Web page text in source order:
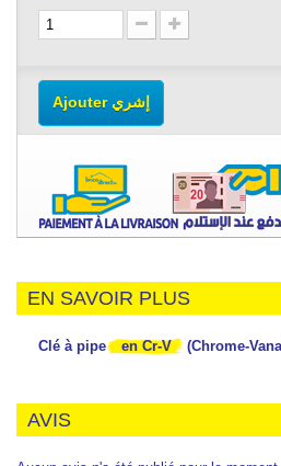
Ajouter إشري
EN SAVOIR PLUS
Clé à pipe en Cr-V (Chrome-
AVIS